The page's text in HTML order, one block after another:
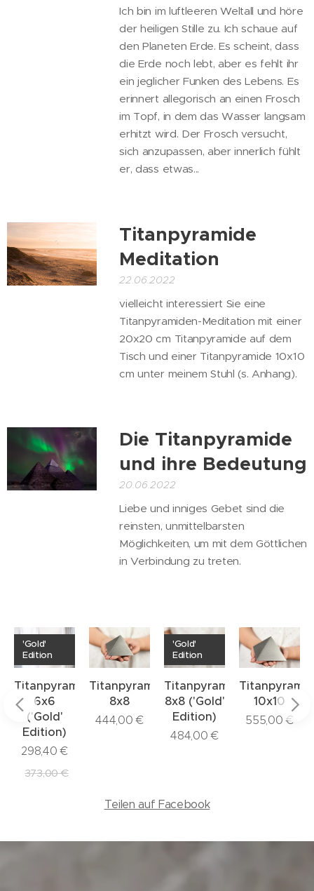
Ich bin im luftleeren Weltall und höre
der heiligen Stille zu. Ich schaue auf
den Planeten Erde. Es scheint, dass
die Erde noch lebt, aber es fehlt ihr
ein jeglicher Funken des Lebens. Es
erinnert allegorisch an einen Frosch
im Topf, in dem das Wasser langsam
erhitzt wird. Der Frosch versucht,
sich anzupassen, aber innerlich fühlt
er, dass etwas...
Titanpyramide
Meditation
22.06.2022
vielleicht interessiert Sie eine
Titanpyramiden-Meditation mit einer
20x20 cm Titanpyramide auf dem
Tisch und einer Titanpyramide 10x10
cm unter meinem Stuhl (s. Anhang).
Die Titanpyramide
und ihre Bedeutung
20.06.2022
Liebe und inniges Gebet sind die
reinsten, unmittelbarsten
Möglichkeiten, um mit dem Göttlichen
in Verbindung zu treten.
Titanpyramide
6x6
('Gold'
Edition)
'Gold'
Edition
298,40 €
373,00€
Titanpyramide
8x8
444,00 €
Titanpyramide
8x8 ('Gold'
Edition)
'Gold'
Edition
484,00 €
10x10
555,00 €
Teilen auf Facebook